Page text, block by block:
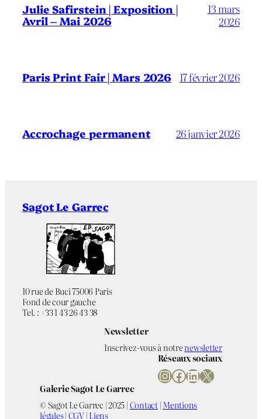
Julie Safirstein | Exposition |
Avril – Mai 2026
13 mars
2026
Paris Print Fair | Mars 2026 17 février 2026
Accrochage permanent 26 janvier 2026
Sagot Le Garrec
10 rue de Buci 75006 Paris
Fond de cour gauche
Tel. : +33 1 43 26 43 38
Newsletter
Inscrivez-vous à notrenewsletter
Réseaux sociaux
InstagramFacebook LinkedIn X
Galerie Sagot Le Garrec
© Sagot Le Garrec | 2025 |Contact|Mentions
légales|CGV|Liens